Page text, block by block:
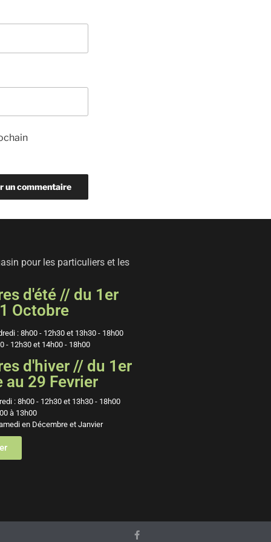
pour les particuliers et les
d'été // du 1er
Octobre
: 8h00 - 12h30 et 13h30 - 18h00
- 12h30 et 14h00 - 18h00
d'hiver // du 1er
au 29 Fevrier
: 8h00 - 12h30 et 13h30 - 18h00
à 13h00
en Décembre et Janvier